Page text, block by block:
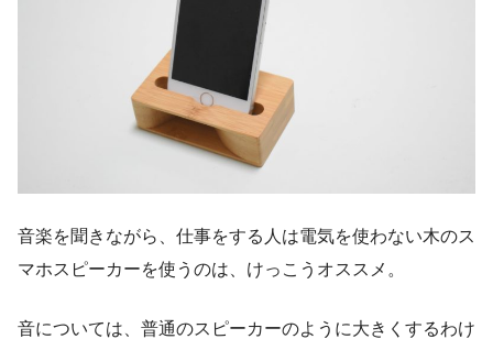
音楽を聞きながら、仕事をする人は電気を使わない木のス
マホスピーカーを使うのは、けっこうオススメ。
音については、普通のスピーカーのように大きくするわけ